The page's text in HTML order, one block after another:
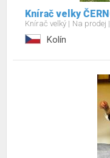
Knírač velky
Knírač velký Na prodej
Kolín